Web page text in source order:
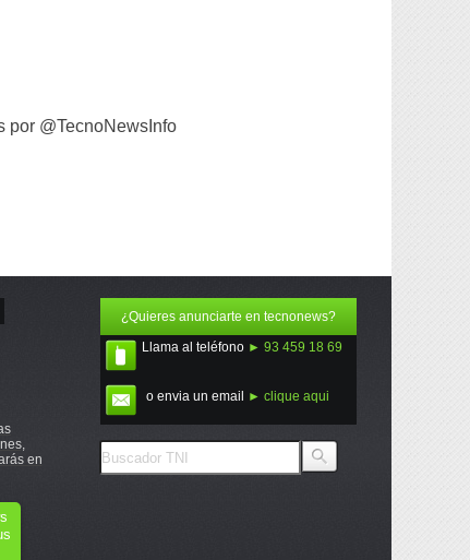
por @TecnoNewsInfo
en
¿Quieres anunciarte en tecnonews?
Llama al teléfono ► 93 459 18 69
o envia un email ► clique aqui